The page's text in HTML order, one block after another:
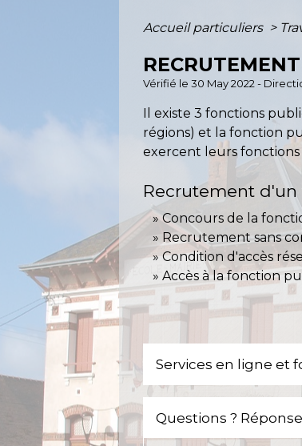
Accueil particuliers >
Vérifié le 30 May 2022 -
Il existe 3 fonctions
régions) et la fonction
exercent leurs fonctions
Recrutement
Concours de la
Recrutement sans
Condition d'accès
Accès à la fonction
Services en ligne et
Questions ?